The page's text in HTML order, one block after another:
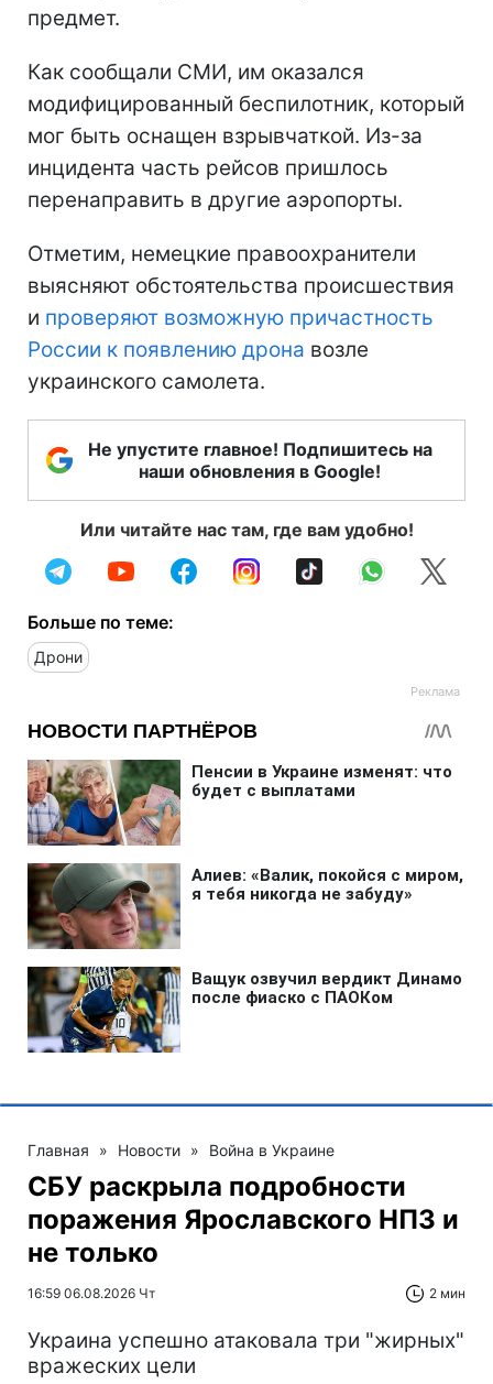
предмет.
Как сообщали СМИ, им оказался
модифицированный беспилотник, который
мог быть оснащен взрывчаткой. Из-за
инцидента часть рейсов пришлось
перенаправить в другие аэропорты.
Отметим, немецкие правоохранители
выясняют обстоятельства происшествия
и проверяют возможную причастность
России к появлению дрона возле
украинского самолета.
Не упустите главное! Подпишитесь на
наши обновления в Google!
Или читайте нас там, где вам удобно!
Больше по теме:
Дрони
Главная » Новости » Война в Украине
СБУ раскрыла подробности
поражения Ярославского НПЗ и
не только
16:59 06.08.2026 Чт 2 мин
Украина успешно атаковала три "жирных"
вражеских цели